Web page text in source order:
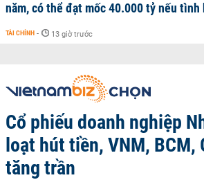
năm, có thể đạt mốc 40.000 tỷ nếu
TÀI CHÍNH - 13 giờ trước
Cổ phiếu doanh nghiệp
loạt hút tiền, VNM, BCM,
tăng trần